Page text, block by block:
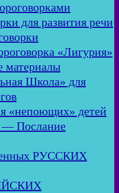
для развития речи
«Лигурия»
материалы
Школа» для
«непоющих» детей
— Послание
РУССКИХ